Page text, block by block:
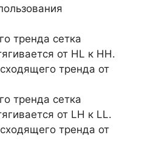
тренда сетка
от HL к HH.
тренда от
тренда сетка
от LH к LL.
тренда от